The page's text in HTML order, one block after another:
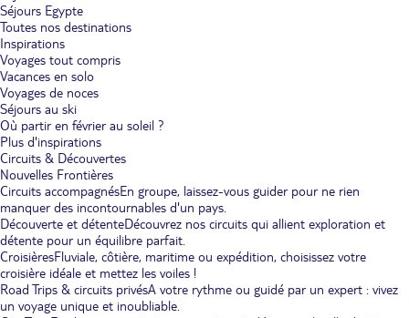
Séjours Egypte
Toutes nos destinations
Inspirations
Voyages tout compris
Vacances en solo
Voyages de noces
Séjours au ski
Où partir en février au soleil ?
Plus d'inspirations
Circuits & Découvertes
Nouvelles Frontières
Circuits accompagnésEn groupe, laissez-vous guider pour ne rien
manquer des incontournables d'un pays.
Découverte et détenteDécouvrez nos circuits qui allient exploration et
détente pour un équilibre parfait.
CroisièresFluviale, côtière, maritime ou expédition, choisissez votre
croisière idéale et mettez les voiles !
Road Trips & circuits privésA votre rythme ou guidé par un expert : vivez
un voyage unique et inoubliable.